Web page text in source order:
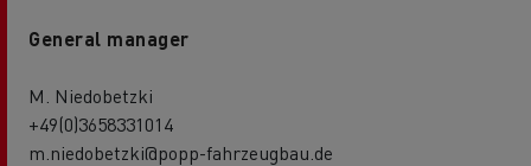
General manager
M. Niedobetzki
+49(0)3658331014
m.niedobetzki@popp-fahrzeugbau.de